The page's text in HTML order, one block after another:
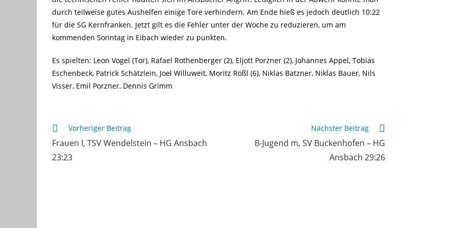
durch teilweise gutes Aushelfen einige Tore verhindern. Am Ende hieß es jedoch deutlich 10:22
für die SG Kernfranken. Jetzt gilt es die Fehler unter der Woche zu reduzieren, um am
kommenden Sonntag in Eibach wieder zu punkten.
Es spielten: Leon Vogel (Tor), Rafael Rothenberger (2), Eljott Porzner (2), Johannes Appel, Tobias
Eschenbeck, Patrick Schätzlein, Joel Willuweit, Moritz Rößl (6), Niklas Batzner, Niklas Bauer, Nils
Visser, Emil Porzner, Dennis Grimm
Weitere
Artikel
ansehen
Vorheriger Beitrag
Frauen I, TSV Wendelstein – HG Ansbach
23:23
Nächster Beitrag
B-Jugend m, SV Buckenhofen – HG
Ansbach 29:26